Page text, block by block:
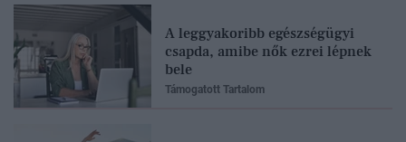
A leggyakoribb egészségügyi
csapda, amibe nők ezrei lépnek
bele
Támogatott Tartalom